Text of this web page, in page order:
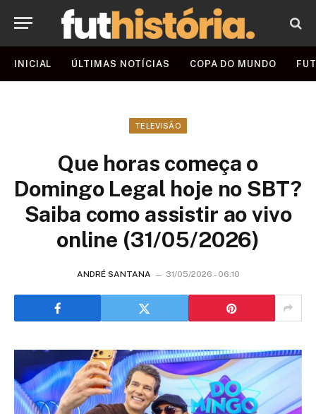
INICIAL ÚLTIMAS NOTÍCIAS COPA DO MUNDO
TELEVISÃO
Que horas começa o
Domingo Legal hoje no SBT?
Saiba como assistir ao vivo
online (31/05/2026)
ANDRÉ SANTANA 31/05/2026 - 06:10